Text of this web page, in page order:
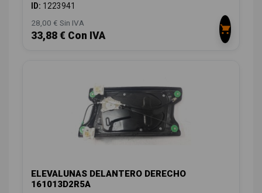
ID: 1223941
28,00 € Sin IVA
33,88 € Con IVA
ELEVALUNAS DELANTERO DERECHO
161013D2R5A